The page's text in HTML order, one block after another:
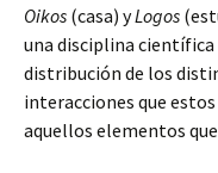
Oikos (casa) yLogos
una disciplina científica
distribución de los
interacciones que
aquellos elementos